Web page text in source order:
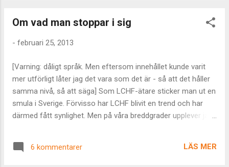
ut i köttets begär tar och bestämmer sig för
få se något riktigt spännande. Nu jävlar ska
med ditt liv, sörru.” Hände mig för inte alls så
länge sedan egentligen. Jag stod där med en
fot och en hel referensram i en värld jag
starkt att jag tappade balansen och faktiskt
existensen – rakt i den oändliga yta som är
Om vad man stoppar i sig
- februari 25, 2013
[Varning: dåligt språk. Men eftersom innehållet kunde varit
mer utförligt låter jag det vara som det är - så att det håller
samma nivå, så att säga] Som LCHF-ätare sticker man ut en
smula i Sverige. Förvisso har LCHF blivit en trend och har
därmed fått synlighet. Men på våra breddgrader upplever jag
märker direkt att jag får ett sämre allmäntillstånd – även här i
6 kommentarer LÄS MER